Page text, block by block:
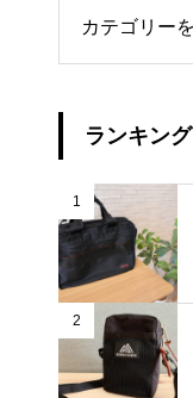
ランキング
1
2